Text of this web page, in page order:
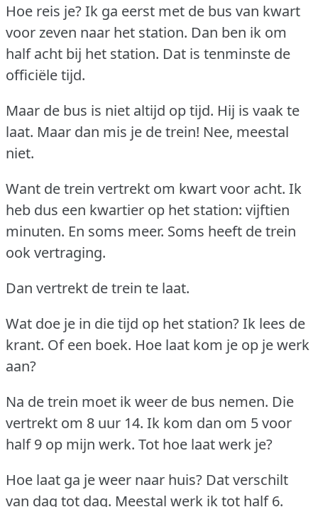
Hoe reis je?Ik ga eerst met de bus van kwart
voor zeven naar het station. Dan ben ik om
half acht bij het station. Dat is tenminste de
officiële tijd.
Maar de bus is niet altijd op tijd. Hij is vaak te
laat. Maar dan mis je de trein! Nee, meestal
niet.
Want de trein vertrekt om kwart voor acht. Ik
heb dus een kwartier op het station: vijftien
minuten. En soms meer. Soms heeft de trein
ook vertraging.
Dan vertrekt de trein te laat.
Wat doe je in die tijd op het station?Ik lees de
krant. Of een boek. Hoe laat kom je op je werk
aan?
Na de trein moet ik weer de bus nemen. Die
vertrekt om 8 uur 14. Ik kom dan om 5 voor
half 9 op mijn werk. Tot hoe laat werk je?
Hoe laat ga je weer naar huis? Dat verschilt
van dag tot dag. Meestal werk ik tot half 6.